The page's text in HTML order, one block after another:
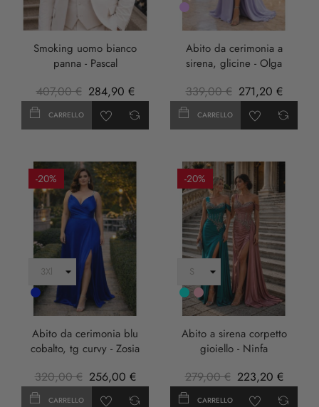
Smoking uomo bianco
panna - Pascal
407,00 € 284,90 €
CARRELLO
LILLA
Abito da cerimonia a
sirena, glicine - Olga
339,00 € 271,20 €
CARRELLO
-20%
Cobalto
Abito da cerimonia blu
cobalto, tg curvy - Zosia
320,00 € 256,00 €
CARRELLO
-20%
Turchese
rosa
anticha
Abito a sirena corpetto
gioiello - Ninfa
279,00 € 223,20 €
CARRELLO